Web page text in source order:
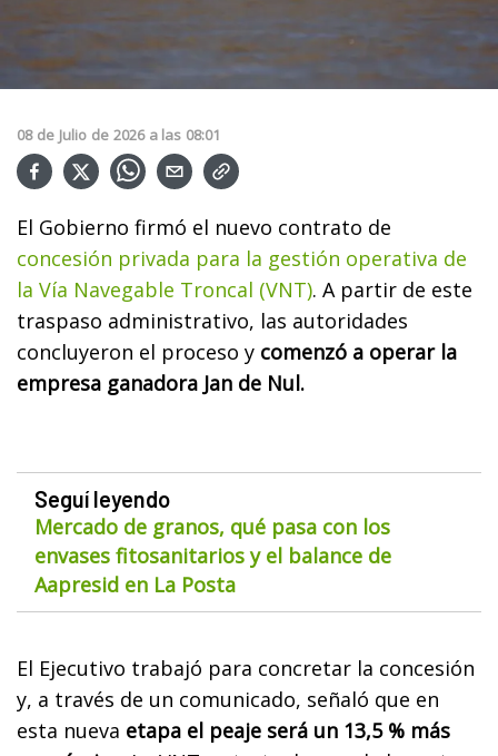
08 de Julio de 2026 a las 08:01
El Gobierno firmó el nuevo contrato de
concesión privada para la gestión operativa de
la Vía Navegable Troncal (VNT). A partir de este
traspaso administrativo, las autoridades
concluyeron el proceso y comenzó a operar la
empresa ganadora Jan de Nul.
Seguí leyendo
Mercado de granos, qué pasa con los
envases fitosanitarios y el balance de
Aapresid en La Posta
El Ejecutivo trabajó para concretar la concesión
y, a través de un comunicado, señaló que en
esta nueva etapa el peaje será un 13,5 % más